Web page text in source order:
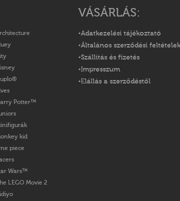
Potter™
kid
piece
Wars™
LEGO Movie 2
VÁSÁRLÁS:
Adatkezelési tájékoztató
Általános szerződési feltételek
Szállítás és fizetés
Impresszum
Elállás a szerződéstől